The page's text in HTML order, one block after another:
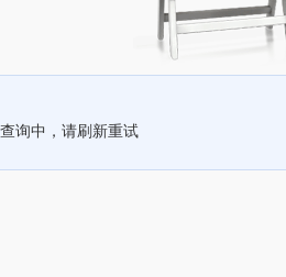
询中，请刷新重试